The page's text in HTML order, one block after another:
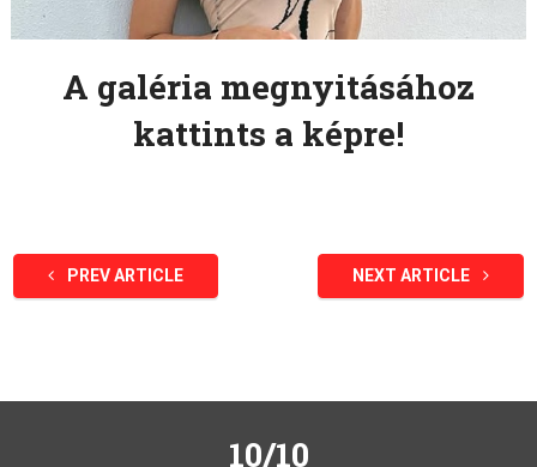
A galéria megnyitásához
kattints a képre!
PREV ARTICLE NEXT ARTICLE
10/10